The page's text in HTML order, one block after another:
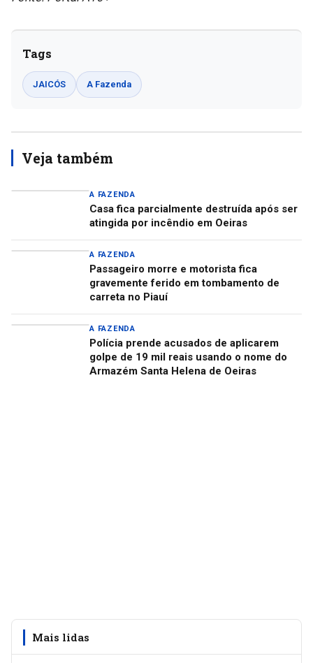
Tags
JAICÓS A Fazenda
Veja também
A FAZENDA
Casa fica parcialmente destruída após ser
atingida por incêndio em Oeiras
A FAZENDA
Passageiro morre e motorista fica
gravemente ferido em tombamento de
carreta no Piauí
A FAZENDA
Polícia prende acusados de aplicarem
golpe de 19 mil reais usando o nome do
Armazém Santa Helena de Oeiras
Mais lidas